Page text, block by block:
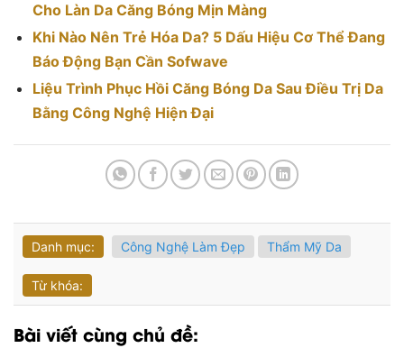
Cho Làn Da Căng Bóng Mịn Màng
Khi Nào Nên Trẻ Hóa Da? 5 Dấu Hiệu Cơ Thể Đang
Báo Động Bạn Cần Sofwave
Liệu Trình Phục Hồi Căng Bóng Da Sau Điều Trị Da
Bằng Công Nghệ Hiện Đại
Danh mục: Công Nghệ Làm Đẹp Thẩm Mỹ Da
Từ khóa:
Bài viết cùng chủ đề: